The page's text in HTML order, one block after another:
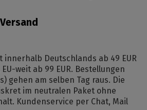
innerhalb Deutschlands ab 49 EUR
weit ab 99 EUR. Bestellungen
gehen am selben Tag raus. Die
im neutralen Paket ohne
Kundenservice per Chat, Mail